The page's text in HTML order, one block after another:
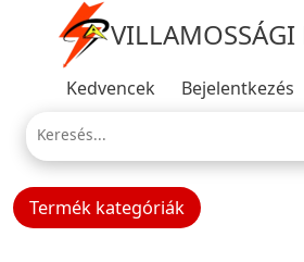
Kedvencek Bejelentkezés
Termék kategóriák